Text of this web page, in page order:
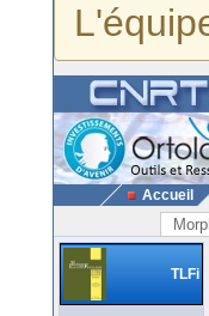
Accueil
TLFi